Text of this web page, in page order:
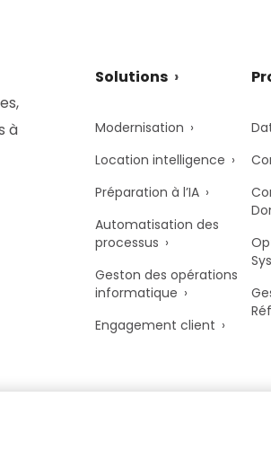
à
Solutions
Modernisation
Location intelligence
Préparation à l’IA
Automatisation des
processus
Geston des opérations
informatique
Engagement client